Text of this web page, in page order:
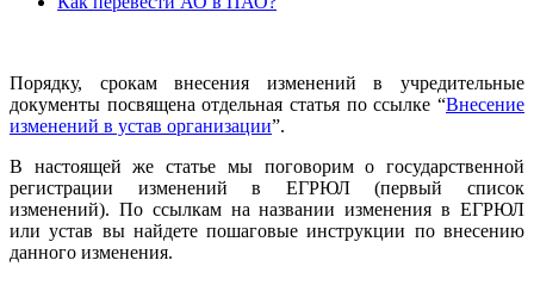
Порядку, срокам внесения изменений в учредительные
документы посвящена отдельная статья по ссылке “Внесение
изменений в устав организации”.
В настоящей же статье мы поговорим о государственной
регистрации изменений в ЕГРЮЛ (первый список
изменений). По ссылкам на названии изменения в ЕГРЮЛ
или устав вы найдете пошаговые инструкции по внесению
данного изменения.